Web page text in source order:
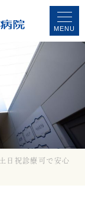
MENU
日祝診療可で安心